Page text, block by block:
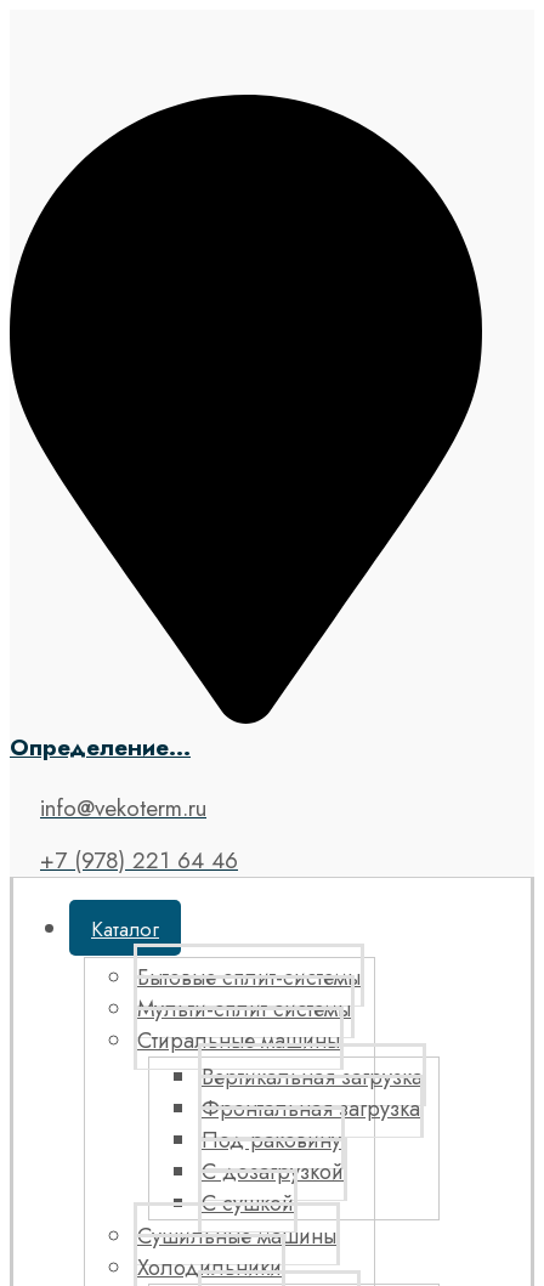
Определение...
info@vekoterm.ru
+7 (978) 221 64 46
Каталог
Бытовые сплит-системы
Мульти-сплит системы
Стиральные машины
Вертикальная загрузка
Фронтальная загрузка
Под раковину
С дозагрузкой
С сушкой
Сушильные машины
Холодильники